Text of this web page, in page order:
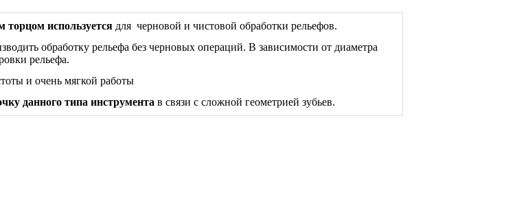
торцом используется для черновой и чистовой обработки рельефов.
обработку рельефа без черновых операций. В зависимости от диаметра
рельефа.
и очень мягкой работы
данного типа инструмента в связи с сложной геометрией зубьев.